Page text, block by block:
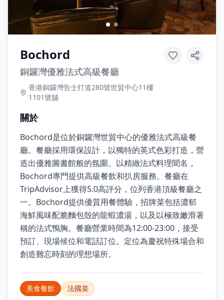
Bochord
銅鑼灣優雅法式高級餐廳
香港銅鑼灣告士打道280號世貿中心11樓
1101號舖
關於
Bochord是位於銅鑼灣世貿中心的優雅法式高級餐
廳。餐廳採用環保設計，以獨特的英式色彩打造，營
造出優雅圖書館般的氛圍。以精緻法式料理聞名，
Bochord專門提供高級餐飲和扒房服務。餐廳在
TripAdvisor上獲得5.0高評分，位列香港頂級餐廳之
一。Bochord提供優質用餐體驗，招牌菜包括濃郁
海鮮風味配脆麵包殼的龍蝦濃湯，以及以極致嫩滑著
稱的法式鴨胸。餐廳營業時間為12:00-23:00，接受
預訂、現場候位和電話訂位。定位為慶祝特殊場合和
創造難忘時刻的理想場所。
美食餐飲 法國菜